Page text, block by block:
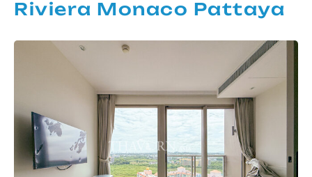
Riviera Monaco Pattaya